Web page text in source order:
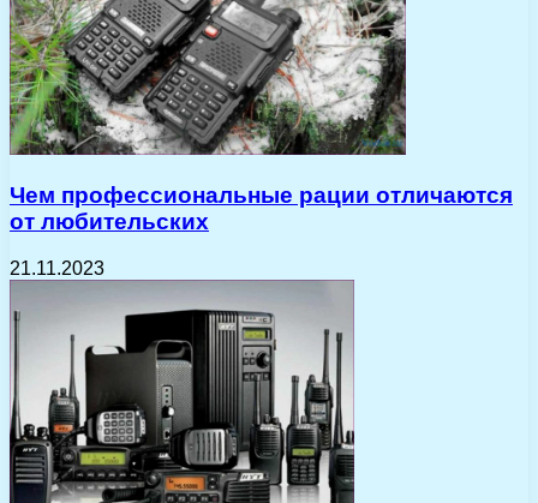
Чем профессиональные рации отличаются
от любительских
21.11.2023